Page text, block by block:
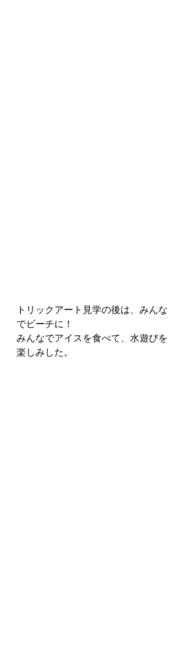
トリックアート見学の後は、みんな
でビーチに！
みんなでアイスを食べて、水遊びを
楽しみした。